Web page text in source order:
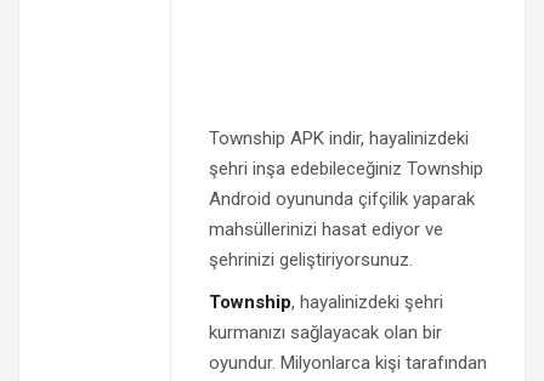
Township APK indir, hayalinizdeki
şehri inşa edebileceğiniz Township
Android oyununda çifçilik yaparak
mahsüllerinizi hasat ediyor ve
şehrinizi geliştiriyorsunuz.
Township, hayalinizdeki şehri
kurmanızı sağlayacak olan bir
oyundur. Milyonlarca kişi tarafından